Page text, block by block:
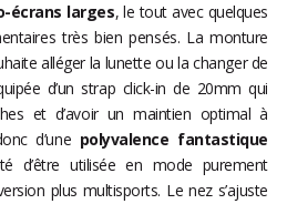
écrans larges, le tout avec quelques
très bien pensés. La monture
alléger la lunette ou la changer de
d’un strap click-in de 20mm qui
et d’avoir un maintien optimal à
d’une polyvalence fantastique
d’être utilisée en mode purement
plus multisports. Le nez s’ajuste